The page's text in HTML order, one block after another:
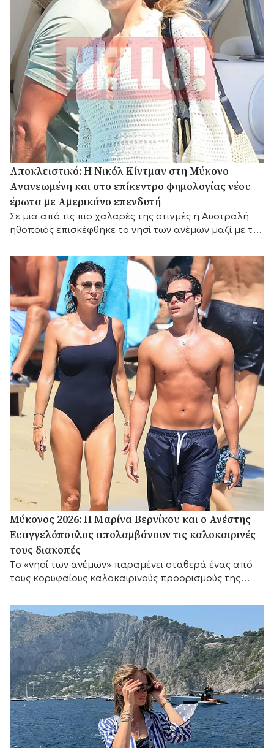
Αποκλειστικό: Η Νικόλ Κίντμαν στη Μύκονο-
Aνανεωμένη και στο επίκεντρο φημολογίας νέου
έρωτα με Αμερικάνο επενδυτή
Σε μια από τις πιο χαλαρές της στιγμές η Αυστραλή
ηθοποιός επισκέφθηκε το νησί των ανέμων μαζί με τη
καλλιτέχνη Μάρκο Περέγκο.
Μύκονος 2026: Η Μαρίνα Βερνίκου και ο Ανέστης
Ευαγγελόπουλος απολαμβάνουν τις καλοκαιρινές
τους διακοπές
Το «νησί των ανέμων» παραμένει σταθερά ένας από
τους κορυφαίους καλοκαιρινούς προορισμούς της